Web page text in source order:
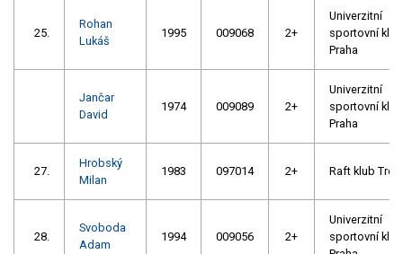
25.
Rohan
Lukáš
1995 009068 2+
Univerzitní
sportovní klub
Praha
Jančar
David
1974 009089 2+
Univerzitní
sportovní klub
Praha
27.
Hrobský
Milan
1983 097014 2+ Raft klub Troja
28.
Svoboda
Adam
1994 009056 2+
Univerzitní
sportovní klub